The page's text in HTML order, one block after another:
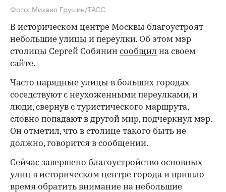
Фото: Михаил Грушин/ТАСС
В историческом центре Москвы благоустроят
небольшие улицы и переулки. Об этом мэр
столицы Сергей Собянин сообщил на своем
сайте.
Часто нарядные улицы в больших городах
соседствуют с неухоженными переулками, и
люди, свернув с туристического маршрута,
словно попадают в другой мир, подчеркнул мэр.
Он отметил, что в столице такого быть не
должно, говорится в сообщении.
Сейчас завершено благоустройство основных
улиц в историческом центре города и пришло
время обратить внимание на небольшие